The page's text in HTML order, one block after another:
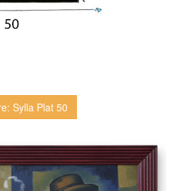
Sylla Plat 50